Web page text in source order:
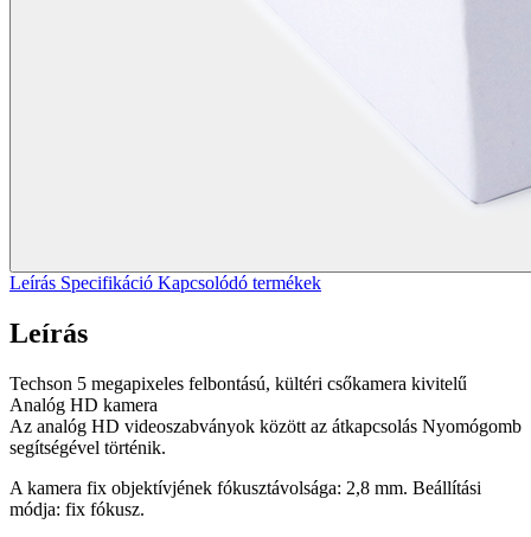
Leírás Specifikáció Kapcsolódó termékek
Leírás
Techson 5 megapixeles felbontású, kültéri csőkamera kivitelű
Analóg HD kamera
Az analóg HD videoszabványok között az átkapcsolás Nyomógomb
segítségével történik.
A kamera fix objektívjének fókusztávolsága: 2,8 mm. Beállítási
módja: fix fókusz.